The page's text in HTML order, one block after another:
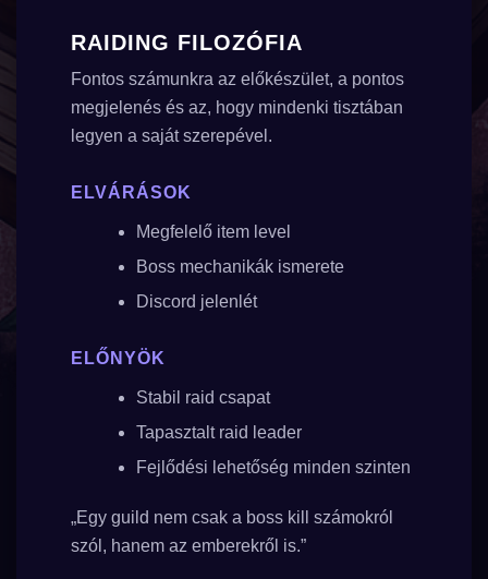
RAIDING FILOZÓFIA
Fontos számunkra az előkészület, a pontos
megjelenés és az, hogy mindenki tisztában
legyen a saját szerepével.
ELVÁRÁSOK
Megfelelő item level
Boss mechanikák ismerete
Discord jelenlét
ELŐNYÖK
Stabil raid csapat
Tapasztalt raid leader
Fejlődési lehetőség minden szinten
„Egy guild nem csak a boss kill számokról
szól, hanem az emberekről is.”